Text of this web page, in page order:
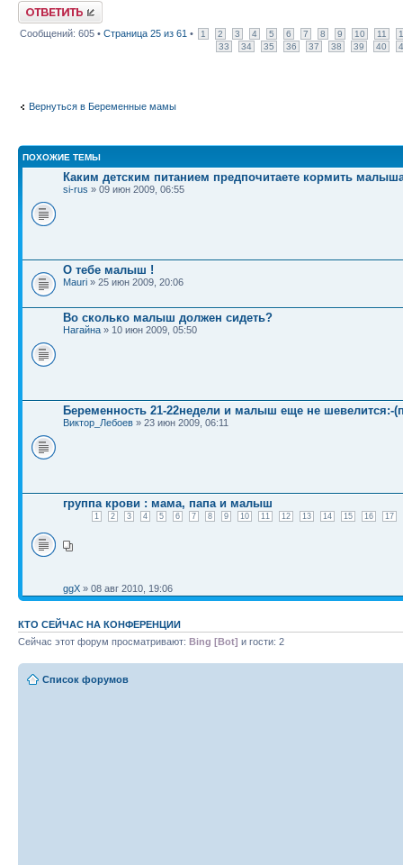
Ответить
Сообщений: 605 • Страница 25 из 61 • 1 2 3 4 5 6 7 8 9 10 11
33
34 35 36 37 38 39 40
Вернуться в Беременные мамы
ПОХОЖИЕ ТЕМЫ
Каким детским питанием предпочитаете кормить
si-rus » 09 июн 2009, 06:55
О тебе малыш !
Mauri » 25 июн 2009, 20:06
Во сколько малыш должен сидеть?
Нагайна » 10 июн 2009, 05:50
Беременность 21-22недели и малыш еще не шевелится:-
Виктор_Лебоев » 23 июн 2009, 06:11
группа крови : мама, папа и малыш
1 2 3 4 5 6 7 8 9 10 11 12 13 14 15 16 17
ggX » 08 авг 2010, 19:06
КТО СЕЙЧАС НА КОНФЕРЕНЦИИ
Сейчас этот форум просматривают: Bing [Bot] и гости: 2
Список форумов